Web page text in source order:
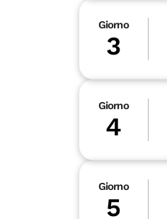
Giorno
3
Giorno
4
Giorno
5